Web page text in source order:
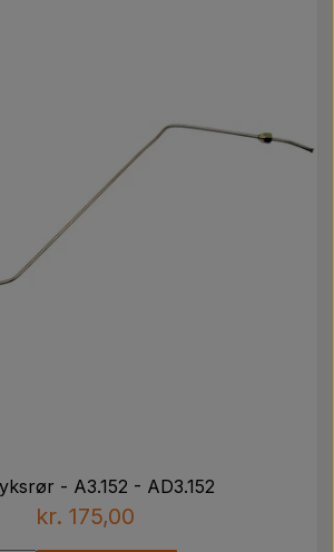
- A3.152 - AD3.152
kr. 175,00